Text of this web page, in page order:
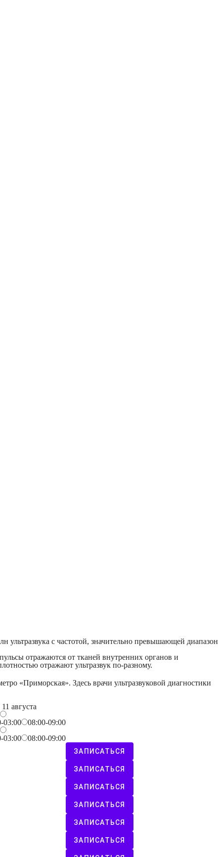
ультразвука с частотой, значительно превышающей диапазон
отражаются от тканей внутренних органов и
отражают ультразвук по-разному.
«Приморская». Здесь врачи ультразвуковой диагностики
11 августа
03:00
08:00-09:00
03:00
08:00-09:00
ЗАПИСАТЬСЯ
ЗАПИСАТЬСЯ
ЗАПИСАТЬСЯ
ЗАПИСАТЬСЯ
ЗАПИСАТЬСЯ
ЗАПИСАТЬСЯ